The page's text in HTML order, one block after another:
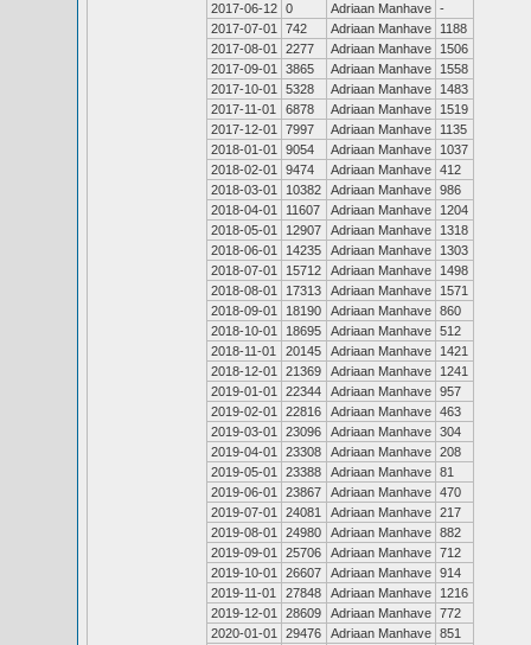
2017-06-12 0 Adriaan Manhave -
2017-07-01
742 Adriaan Manhave
1188
2017-08-01
2277 Adriaan Manhave
1506
2017-09-01
3865 Adriaan Manhave
1558
2017-10-01
5328 Adriaan Manhave
1483
2017-11-01
6878 Adriaan Manhave
1519
2017-12-01
7997 Adriaan Manhave
1135
2018-01-01
9054 Adriaan Manhave
1037
2018-02-01
9474 Adriaan Manhave 412
2018-03-01
10382 Adriaan Manhave 986
2018-04-01
11607 Adriaan Manhave
1204
2018-05-01
12907 Adriaan Manhave
1318
2018-06-01
14235 Adriaan Manhave
1303
2018-07-01
15712 Adriaan Manhave
1498
2018-08-01
17313 Adriaan Manhave
1571
2018-09-01
18190 Adriaan Manhave 860
2018-10-01
18695 Adriaan Manhave 512
2018-11-01
20145 Adriaan Manhave
1421
2018-12-01
21369 Adriaan Manhave
1241
2019-01-01
22344 Adriaan Manhave 957
2019-02-01
22816 Adriaan Manhave 463
2019-03-01
23096 Adriaan Manhave 304
2019-04-01
23308 Adriaan Manhave 208
2019-05-01
23388 Adriaan Manhave 81
2019-06-01
23867 Adriaan Manhave 470
2019-07-01
24081 Adriaan Manhave 217
2019-08-01
24980 Adriaan Manhave 882
2019-09-01
25706 Adriaan Manhave 712
2019-10-01
26607 Adriaan Manhave 914
2019-11-01
27848 Adriaan Manhave
1216
2019-12-01
28609 Adriaan Manhave 772
2020-01-01
29476 Adriaan Manhave 851